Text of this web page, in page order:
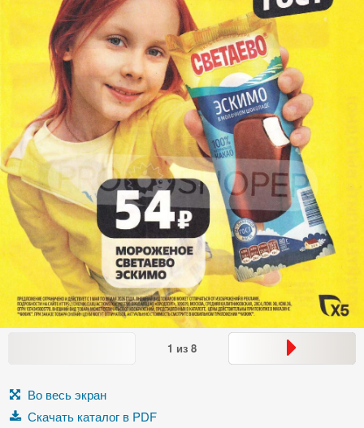
1 из 8
Во весь экран
Скачать каталог в PDF